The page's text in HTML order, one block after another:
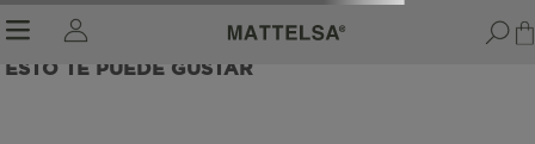
ESTO TE PUEDE GUSTAR